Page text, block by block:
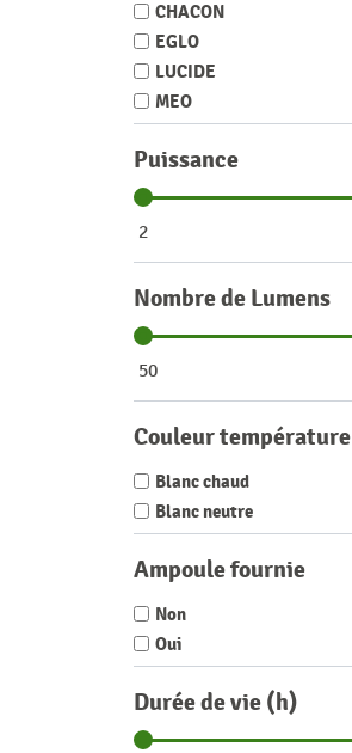
CHACON
EGLO
LUCIDE
MEO
Puissance
2
Nombre de Lumens
50
Couleur température
Blanc chaud
Blanc neutre
Ampoule fournie
Non
Oui
Durée de vie (h)